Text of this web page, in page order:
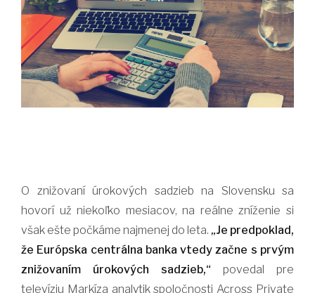
O znižovaní úrokových sadzieb na Slovensku sa
hovorí už niekoľko mesiacov, na reálne zníženie si
však ešte počkáme najmenej do leta. „Je predpoklad,
že Európska centrálna banka vtedy začne s prvým
znižovaním úrokových sadzieb,“ povedal pre
televíziu Markíza analytik spoločnosti Across Private